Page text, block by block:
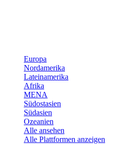
Europa
Nordamerika
Lateinamerika
Afrika
MENA
Südostasien
Südasien
Ozeanien
Alle ansehen
Alle Plattformen anzeigen